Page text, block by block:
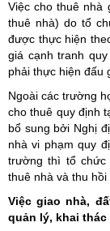
Việc cho thuê nhà
thuê nhà) do tổ
được thực hiện
giá cạnh tranh
phải thực hiện đấu
Ngoài các trường
cho thuê quy định
bổ sung bởi Nghị
nhà vi phạm quy
trường thì tổ chức
thuê nhà và thu hồi
Việc giao nhà,
quản lý, khai thác